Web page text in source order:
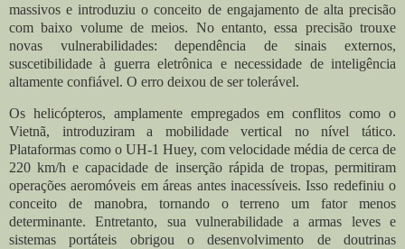
massivos e introduziu o conceito de engajamento de alta precisão
com baixo volume de meios. No entanto, essa precisão trouxe
novas vulnerabilidades: dependência de sinais externos,
suscetibilidade à guerra eletrônica e necessidade de inteligência
altamente confiável. O erro deixou de ser tolerável.
Os helicópteros, amplamente empregados em conflitos como o
Vietnã, introduziram a mobilidade vertical no nível tático.
Plataformas como o UH-1 Huey, com velocidade média de cerca de
220 km/h e capacidade de inserção rápida de tropas, permitiram
operações aeromóveis em áreas antes inacessíveis. Isso redefiniu o
conceito de manobra, tornando o terreno um fator menos
determinante. Entretanto, sua vulnerabilidade a armas leves e
sistemas portáteis obrigou o desenvolvimento de doutrinas